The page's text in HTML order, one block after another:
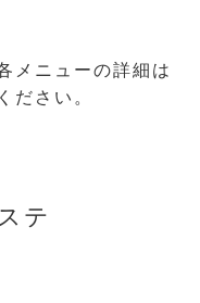
メニューの詳細は
ださい。
テ